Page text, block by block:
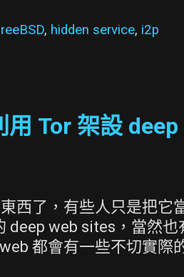
, hidden service, i2p
用 Tor 架設
西了，有些人只是把它
deep web sites，當然也
都會有一些不切實際